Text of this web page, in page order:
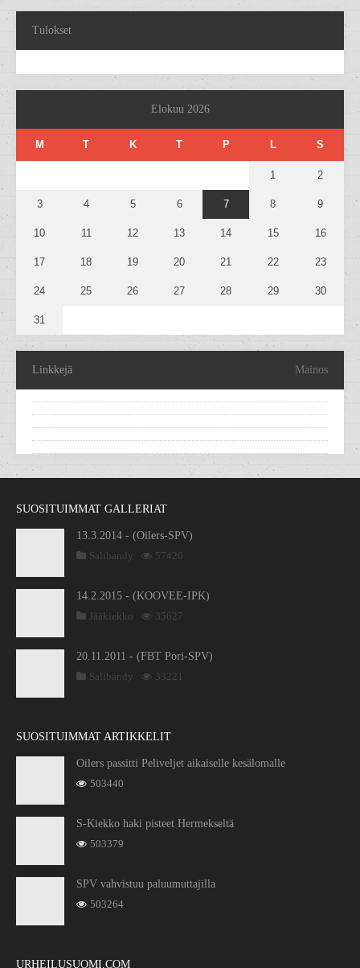
Tulokset
Elokuu 2026
M T K T P L S
1 2
3 4 5 6 7 8 9
10 11 12 13 14 15 16
17 18 19 20 21 22 23
24 25 26 27 28 29 30
31
Linkkejä Mainos
SUOSITUIMMAT GALLERIAT
13.3.2014 - (Oilers-SPV)
Salibandy
57420
14.2.2015 - (KOOVEE-IPK)
Jääkiekko
35627
20.11.2011 - (FBT Pori-SPV)
Salibandy
33221
SUOSITUIMMAT ARTIKKELIT
Oilers passitti Peliveljet aikaiselle kesälomalle
503440
S-Kiekko haki pisteet Hermekseltä
503379
SPV vahvistuu paluumuttajilla
503264
URHEILUSUOMI.COM